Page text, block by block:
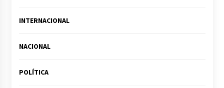
INTERNACIONAL
NACIONAL
POLÍTICA